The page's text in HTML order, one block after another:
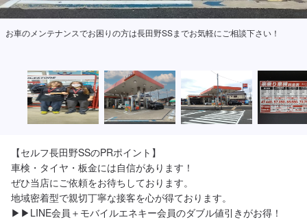
お車のメンテナンスでお困りの方は長田野SSまでお気軽にご相談下さい！
【セルフ長田野SSのPRポイント】
車検・タイヤ・板金には自信があります！
ぜひ当店にご依頼をお待ちしております。
地域密着型で親切丁寧な接客を心が得ております。
▶︎▶︎LINE会員＋モバイルエネキー会員のダブル値引きがお得！